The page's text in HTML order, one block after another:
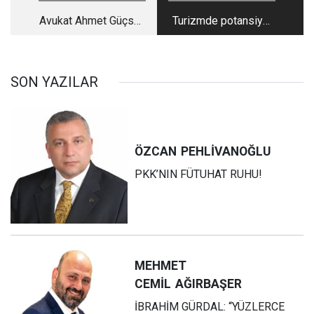
Avukat Ahmet Güçsav
Turizmde potansiyel
Güç Kaynakları
SON YAZILAR
ÖZCAN PEHLİVANOĞLU
PKK’NIN FÜTUHAT RUHU!
MEHMET
CEMİL AĞIRBAŞER
İBRAHİM GÜRDAL: “YÜZLERCE